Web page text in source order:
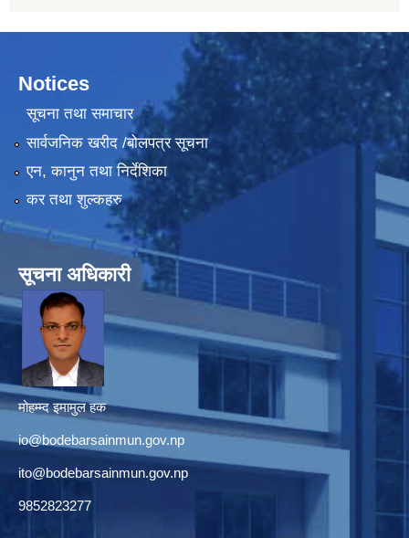
Notices
सूचना तथा समाचार
सार्वजनिक खरीद /बोलपत्र सूचना
एन, कानुन तथा निर्देशिका
कर तथा शुल्कहरु
सूचना अधिकारी
मोहम्म्द इमामुल हक
io@bodebarsainmun.gov.np
ito@bodebarsainmun.gov.np
9852823277